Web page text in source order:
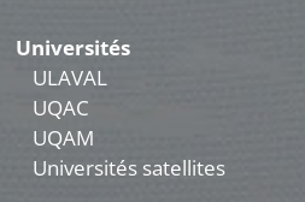
Universités
ULAVAL
UQAC
UQAM
Universités satellites